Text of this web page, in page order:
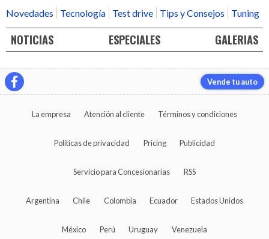
Novedades
Tecnología Test drive Tips y Consejos Tuning
NOTICIAS ESPECIALES GALERIAS
Vende tu auto
La empresa Atención al cliente Términos y condiciones
Políticas de privacidad Pricing Publicidad
Servicio para Concesionarias RSS
Argentina Chile Colombia Ecuador Estados Unidos
México Perú Uruguay Venezuela